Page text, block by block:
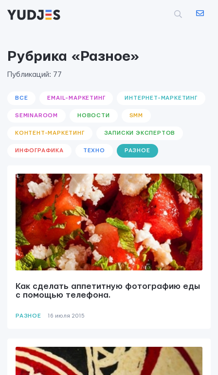
Рубрика «Разное»
Публикаций: 77
ВСЕ EMAIL-МАРКЕТИНГ ИНТЕРНЕТ-МАРКЕТИНГ
SEMINAROOM НОВОСТИ SMM
КОНТЕНТ-МАРКЕТИНГ ЗАПИСКИ ЭКСПЕРТОВ
ИНФОГРАФИКА ТЕХНО РАЗНОЕ
Как сделать аппетитную фотографию еды
с помощью телефона.
РАЗНОЕ 16 июля 2015